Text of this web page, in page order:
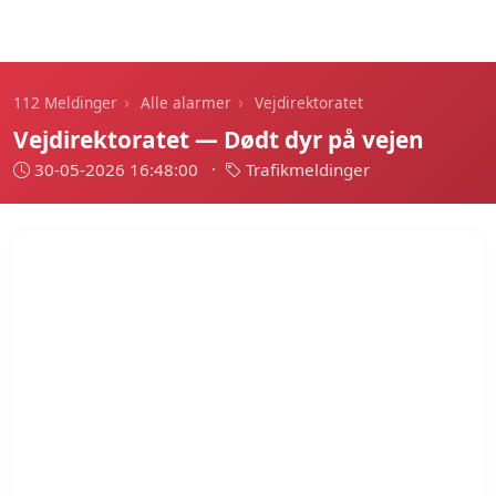
112 Meldinger › Alle alarmer › Vejdirektoratet
Vejdirektoratet — Dødt dyr på vejen
30-05-2026 16:48:00 · Trafikmeldinger